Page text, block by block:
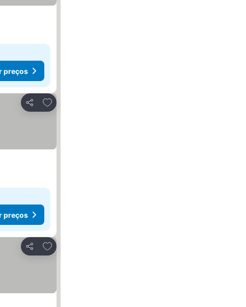
preços
Partilhar
Adicionar aos favoritos
preços
Partilhar
Adicionar aos favoritos